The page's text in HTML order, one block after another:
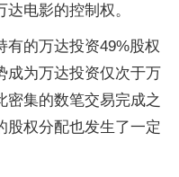
电影的控制权。
有的万达投资49%股权
成为万达投资仅次于万
密集的数笔交易完成之
股权分配也发生了一定